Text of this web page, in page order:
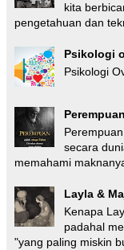
kita
pengetahuan dan
Psikologi
Psikologi
secara
memahami
Layla &
Kenapa
padahal
"yang paling miskin